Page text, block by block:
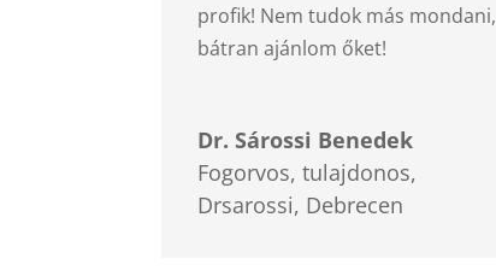
profik! Nem tudok más mondani,
bátran ajánlom őket!
Dr. Sárossi Benedek
Fogorvos, tulajdonos,
Drsarossi, Debrecen